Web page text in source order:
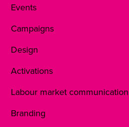
Events
Campaigns
Design
Activations
Labour market communication
Branding